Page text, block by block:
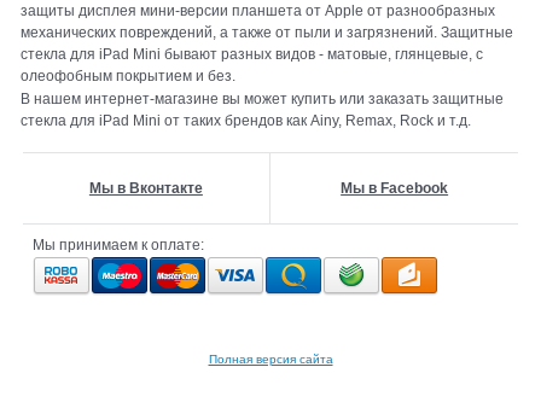
защиты дисплея мини-версии планшета от Apple от разнообразных
механических повреждений, а также от пыли и загрязнений. Защитные
стекла для iPad Mini бывают разных видов - матовые, глянцевые, с
олеофобным покрытием и без.
В нашем интернет-магазине вы может купить или заказать защитные
стекла для iPad Mini от таких брендов как Ainy, Remax, Rock и т.д.
Мы в Вконтакте Мы в Facebook
Мы принимаем к оплате:
Полная версия сайта